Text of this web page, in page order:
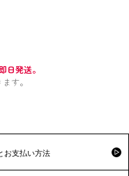
日発送。
す。
お支払い方法